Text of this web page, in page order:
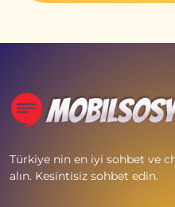
Türkiye nin en iyi sohbet ve
alın. Kesintisiz sohbet edin.